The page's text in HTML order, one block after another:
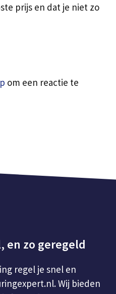
prijs en dat je niet zo
om een reactie te
en zo geregeld
regel je snel en
Wij bieden